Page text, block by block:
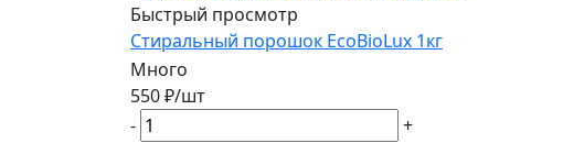
Быстрый просмотр
Стиральный порошок EcoBioLux 1кг
Много
550₽/шт
-
+